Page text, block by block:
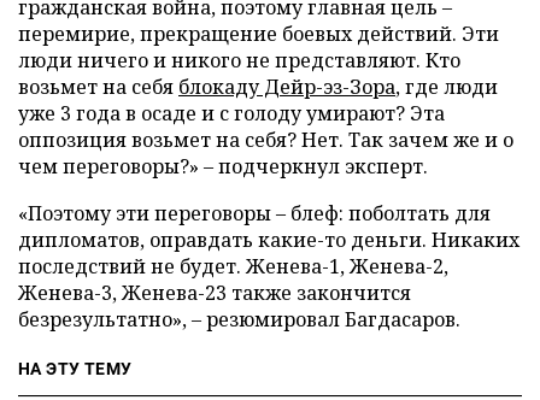
гражданская война, поэтому главная цель –
перемирие, прекращение боевых действий. Эти
люди ничего и никого не представляют. Кто
возьмет на себя блокаду Дейр-эз-Зора, где люди
уже 3 года в осаде и с голоду умирают? Эта
оппозиция возьмет на себя? Нет. Так зачем же и о
чем переговоры?» – подчеркнул эксперт.
«Поэтому эти переговоры – блеф: поболтать для
дипломатов, оправдать какие-то деньги. Никаких
последствий не будет. Женева-1, Женева-2,
Женева-3, Женева-23 также закончится
безрезультатно», – резюмировал Багдасаров.
НА ЭТУ ТЕМУ